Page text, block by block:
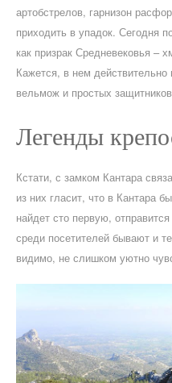
артобстрелов, гарнизон
приходить в упадок. Сегодня
как призрак Средневековья –
Кажется, в нем действительно
вельмож и простых
Легенды
Кстати, с замком Кантара
из них гласит, что в Кантара
найдет сто первую,
среди посетителей бывают и
видимо, не слишком уютно